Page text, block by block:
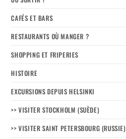
CAFÉS ET BARS
RESTAURANTS OÙ MANGER ?
SHOPPING ET FRIPERIES
HISTOIRE
EXCURSIONS DEPUIS HELSINKI
>> VISITER STOCKHOLM (SUÈDE)
>> VISITER SAINT PETERSBOURG (RUSSIE)